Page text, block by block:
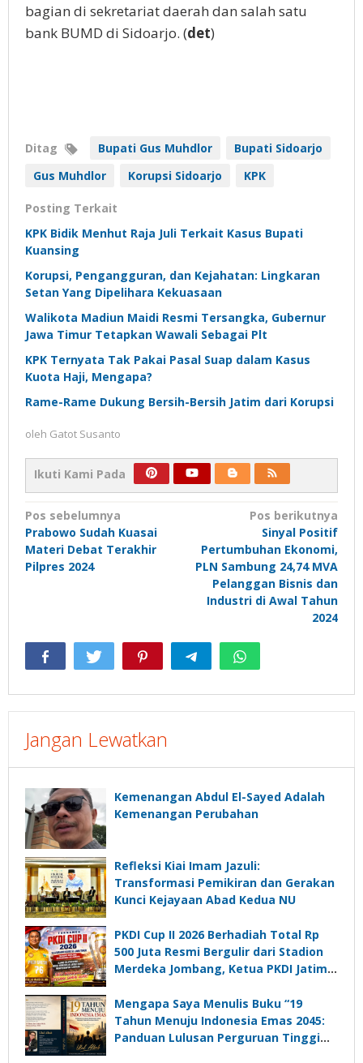
bagian di sekretariat daerah dan salah satu
bank BUMD di Sidoarjo. (det)
Ditag Bupati Gus Muhdlor
Bupati Sidoarjo
Gus Muhdlor
Korupsi Sidoarjo KPK
Posting Terkait
KPK Bidik Menhut Raja Juli Terkait Kasus Bupati
Kuansing
Korupsi, Pengangguran, dan Kejahatan: Lingkaran
Setan Yang Dipelihara Kekuasaan
Walikota Madiun Maidi Resmi Tersangka, Gubernur
Jawa Timur Tetapkan Wawali Sebagai Plt
KPK Ternyata Tak Pakai Pasal Suap dalam Kasus
Kuota Haji, Mengapa?
Rame-Rame Dukung Bersih-Bersih Jatim dari Korupsi
oleh Gatot Susanto
Ikuti Kami Pada
Navigasi
pos
Pos sebelumnya
Prabowo Sudah Kuasai
Materi Debat Terakhir
Pilpres 2024
Pos berikutnya
Sinyal Positif
Pertumbuhan Ekonomi,
PLN Sambung 24,74 MVA
Pelanggan Bisnis dan
Industri di Awal Tahun
2024
Jangan Lewatkan
Kemenangan Abdul El-Sayed Adalah
Kemenangan Perubahan
Refleksi Kiai Imam Jazuli:
Transformasi Pemikiran dan Gerakan
Kunci Kejayaan Abad Kedua NU
PKDI Cup II 2026 Berhadiah Total Rp
500 Juta Resmi Bergulir dari Stadion
Merdeka Jombang, Ketua PKDI Jatim:
Komunikasi Kades untuk Memajukan
Desa
Mengapa Saya Menulis Buku “19
Tahun Menuju Indonesia Emas 2045:
Panduan Lulusan Perguruan Tinggi